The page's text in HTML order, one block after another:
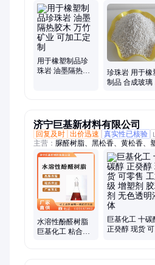
母粉、夜光粉、夜光砖、托玛琳、海
石球、滑石粉、石英粉、电气石、蛭
沙、石英砂、漂珠、碳酸钙粉
用于橡塑制品珍
珠岩 油墨隔热胶
珍珠岩 用于橡
制品 合成玻璃
济宁巨基新材料有限公司
回复及时 出价迅速 真实性已核验
主营： 脲醛树脂、黑松香、黄松香、
黄丹粉、黄糊精、碳九、碳五、加益
乙烯酯、聚乙烯醇、水性环氧树脂乳
磷酸、氧化铈、偏硼酸钙、硫酸亚锡
化苯、氯化钙、氯化石蜡
水溶性酚醛树脂
巨基化工 粘合剂
巨基化工 十碳
正癸醇 现货